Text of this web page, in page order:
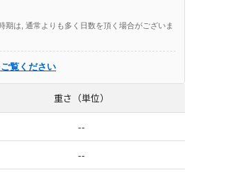
は, 通常よりも多く日数を頂く場合がございま
覧ください
重さ（単位）
--
--